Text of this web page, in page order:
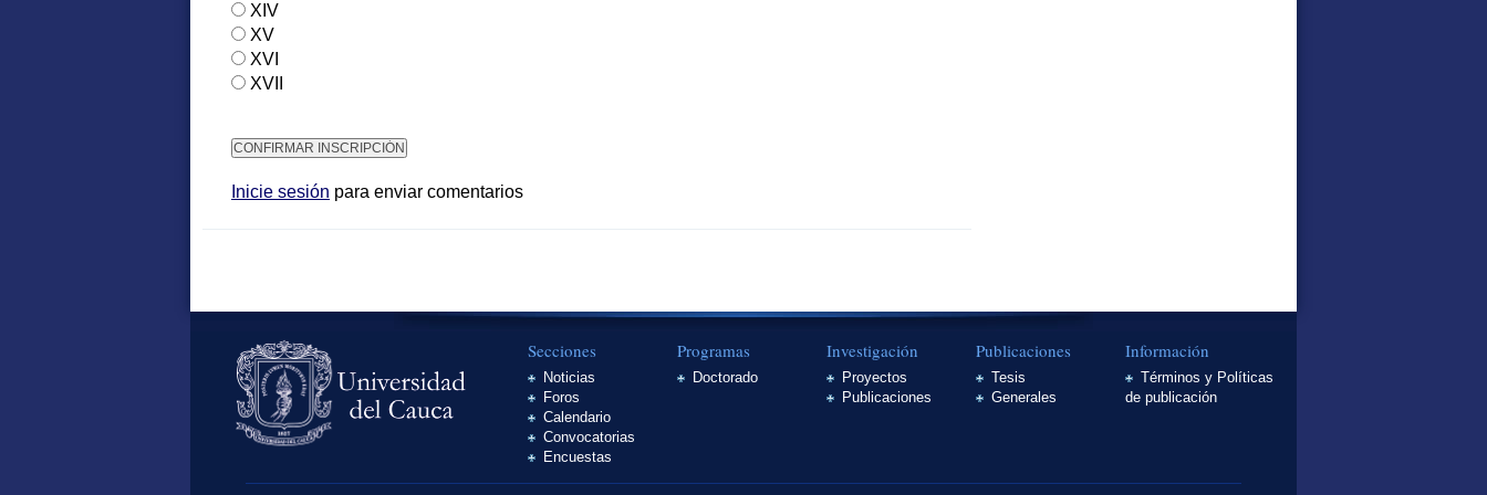
XIV
XV
XVI
XVII
Inicie sesión para enviar comentarios
Secciones
Noticias
Foros
Calendario
Convocatorias
Encuestas
Programas
Doctorado
Investigación
Proyectos
Publicaciones
Publicaciones
Tesis
Generales
Información
Términos y Políticas
de publicación